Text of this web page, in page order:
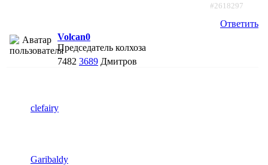
#2618297
Ответить
Volcan0
Председатель колхоза
7482 3689 Дмитров
clefairy
Garibaldy